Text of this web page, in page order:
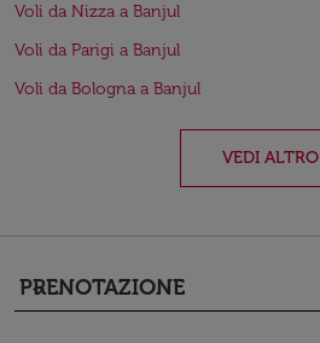
Voli da Nizza a Banjul
Voli da Parigi a Banjul
Voli da Bologna a Banjul
VEDI ALTRO
PRENOTAZIONE
keyboard_arrow_down